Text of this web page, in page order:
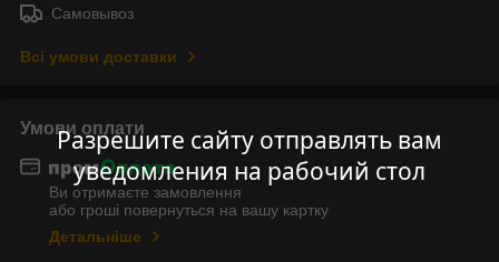
Разрешите сайту отправлять вам
уведомления на рабочий стол
Самовывоз
Всі умови доставки
Умови оплати
Ви отримаєте замовлення
або гроші повернуться на вашу картку
Детальніше